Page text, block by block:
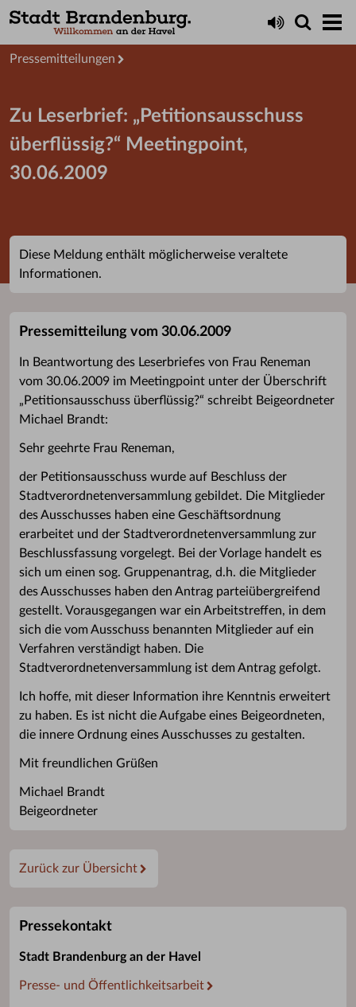
Presseservice
Pressemitteilungen
Zu Leserbrief: „Petitionsausschuss
überflüssig?“ Meetingpoint,
30.06.2009
Diese Meldung enthält möglicherweise veraltete
Informationen.
Pressemitteilung vom 30.06.2009
In Beantwortung des Leserbriefes von Frau Reneman
vom 30.06.2009 im Meetingpoint unter der Überschrift
„Petitionsausschuss überflüssig?“ schreibt Beigeordneter
Michael Brandt:
Sehr geehrte Frau Reneman,
der Petitionsausschuss wurde auf Beschluss der
Stadtverordnetenversammlung gebildet. Die Mitglieder
des Ausschusses haben eine Geschäftsordnung
erarbeitet und der Stadtverordnetenversammlung zur
Beschlussfassung vorgelegt. Bei der Vorlage handelt es
sich um einen sog. Gruppenantrag, d.h. die Mitglieder
des Ausschusses haben den Antrag parteiübergreifend
gestellt. Vorausgegangen war ein Arbeitstreffen, in dem
sich die vom Ausschuss benannten Mitglieder auf ein
Verfahren verständigt haben. Die
Stadtverordnetenversammlung ist dem Antrag gefolgt.
Ich hoffe, mit dieser Information ihre Kenntnis erweitert
zu haben. Es ist nicht die Aufgabe eines Beigeordneten,
die innere Ordnung eines Ausschusses zu gestalten.
Mit freundlichen Grüßen
Michael Brandt
Beigeordneter
Zurück zur Übersicht
Pressekontakt
Stadt Brandenburg an der Havel
Presse- und Öffentlichkeitsarbeit